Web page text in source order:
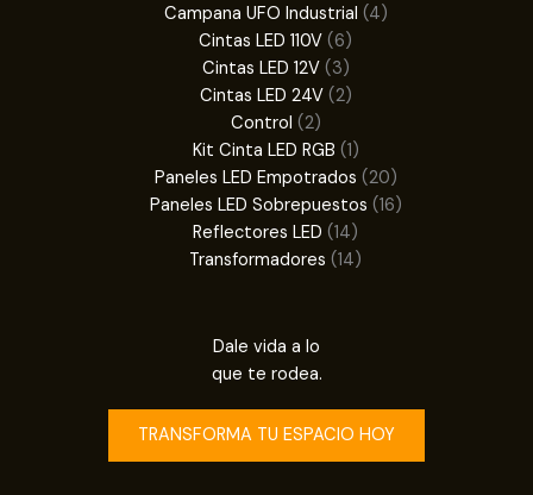
productos
Campana UFO Industrial 44
Cintas LED 110V 66
productos
Cintas LED 12V 33
productos
Cintas LED 24V 22
Control 22
productos
Kit Cinta LED RGB 11
producto
Paneles LED Empotrados 2020
productos
Paneles LED Sobrepuestos 1616
Reflectores LED 1414
productos
Transformadores 1414
Dale vida a lo
que te rodea.
TRANSFORMA TU ESPACIO HOY